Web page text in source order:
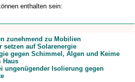
enthalten sein:
zunehmend zu Mobilien
setzen auf Solarenergie
gegen Schimmel, Algen und Keime
Haus
ungenügender Isolierung gegen